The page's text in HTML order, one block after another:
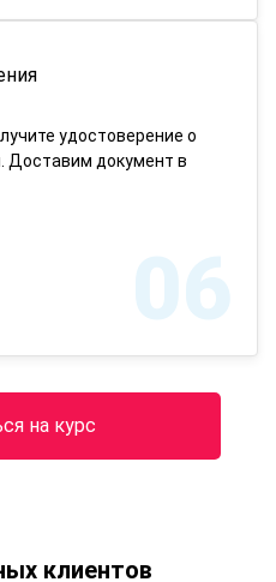
удостоверение о
Доставим документ в
06
на курс
клиентов